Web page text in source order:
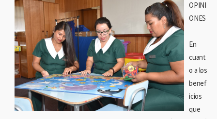
OPINI
ONES
En
cuant
o a los
benef
icios
que